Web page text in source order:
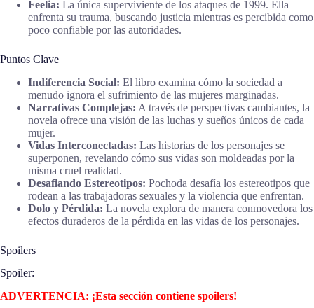
Feelia: La única superviviente de los ataques de 1999. Ella
enfrenta su trauma, buscando justicia mientras es percibida como
poco confiable por las autoridades.
Puntos Clave
Indiferencia Social: El libro examina cómo la sociedad a
menudo ignora el sufrimiento de las mujeres marginadas.
Narrativas Complejas: A través de perspectivas cambiantes, la
novela ofrece una visión de las luchas y sueños únicos de cada
mujer.
Vidas Interconectadas: Las historias de los personajes se
superponen, revelando cómo sus vidas son moldeadas por la
misma cruel realidad.
Desafiando Estereotipos: Pochoda desafía los estereotipos que
rodean a las trabajadoras sexuales y la violencia que enfrentan.
Dolo y Pérdida: La novela explora de manera conmovedora los
efectos duraderos de la pérdida en las vidas de los personajes.
Spoilers
Spoiler:
ADVERTENCIA: ¡Esta sección contiene spoilers!